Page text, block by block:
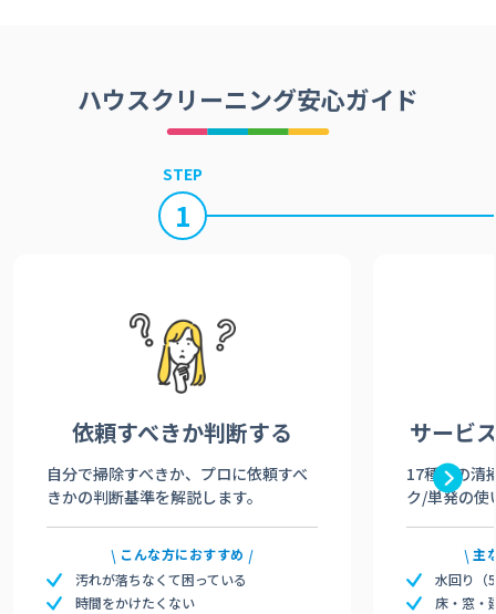
ハウスクリーニング安心ガイド
STEP
1
依頼すべきか判断する
自分で掃除すべきか、プロに依頼すべ
きかの判断基準を解説します。
こんな方におすすめ
汚れが落ちなくて困っている
時間をかけたくない
サービ
17種類の清
ク/単発の使
主
水回り（
床・窓・